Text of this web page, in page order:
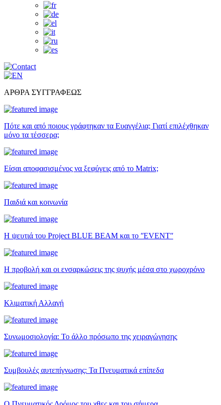
ΑΡΘΡΑ ΣΥΓΓΡΑΦΕΩΣ
Πότε και από ποιους γράφτηκαν τα Ευαγγέλια; Γιατί επιλέχθηκαν
μόνο τα τέσσερα;
Είσαι αποφασισμένος να ξεφύγεις από το Matrix;
Παιδιά και κοινωνία
Η ψευτιά του Project BLUE BEAM και το ʺEVENTʺ
Η προβολή και οι ενσαρκώσεις της ψυχής μέσα στο χωροχρόνο
Κλιματική Αλλαγή
Συνωμοσιολογία: Το άλλο πρόσωπο της χειραγώγησης
Συμβουλές αυτεπίγνωσης: Τα Πνευματικά επίπεδα